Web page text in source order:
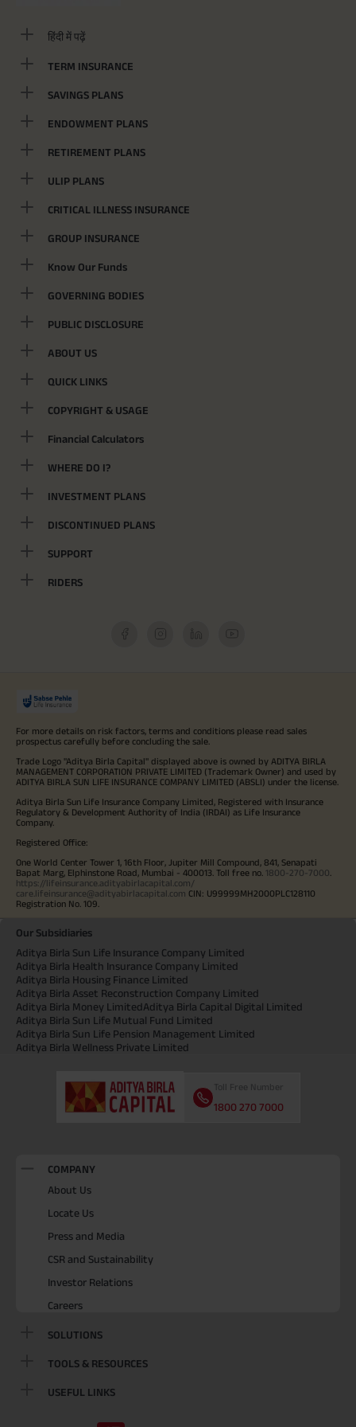
हिंदी में पढ़ें
TERM INSURANCE
SAVINGS PLANS
ENDOWMENT PLANS
RETIREMENT PLANS
ULIP PLANS
CRITICAL ILLNESS INSURANCE
GROUP INSURANCE
Know Our Funds
GOVERNING BODIES
PUBLIC DISCLOSURE
ABOUT US
QUICK LINKS
COPYRIGHT & USAGE
Financial Calculators
WHERE DO I?
INVESTMENT PLANS
DISCONTINUED PLANS
SUPPORT
RIDERS
For more details on risk factors, terms and conditions please read sales
prospectus carefully before concluding the sale.
Trade Logo "Aditya Birla Capital" displayed above is owned by ADITYA BIRLA
MANAGEMENT CORPORATION PRIVATE LIMITED (Trademark Owner) and used by
ADITYA BIRLA SUN LIFE INSURANCE COMPANY LIMITED (ABSLI) under the license.
Aditya Birla Sun Life Insurance Company Limited, Registered with Insurance
Regulatory & Development Authority of India (IRDAI) as Life Insurance
Company.
Registered Office:
One World Center Tower 1, 16th Floor, Jupiter Mill Compound, 841, Senapati
Bapat Marg, Elphinstone Road, Mumbai - 400013. Toll free no. 1800-270-7000
https://lifeinsurance.adityabirlacapital.com/
care.lifeinsurance@adityabirlacapital.com CIN: U99999MH2000PLC128110
Registration No. 109.
Our Subsidiaries
Aditya Birla Sun Life Insurance Company Limited
Aditya Birla Health Insurance Company Limited
Aditya Birla Housing Finance Limited
Aditya Birla Asset Reconstruction Company Limited
Aditya Birla Money LimitedAditya Birla Capital Digital Limited
Aditya Birla Sun Life Mutual Fund Limited
Aditya Birla Sun Life Pension Management Limited
Aditya Birla Wellness Private Limited
Toll Free Number
1800 270 7000
COMPANY
About Us
Locate Us
Press and Media
CSR and Sustainability
Investor Relations
Careers
SOLUTIONS
TOOLS & RESOURCES
USEFUL LINKS